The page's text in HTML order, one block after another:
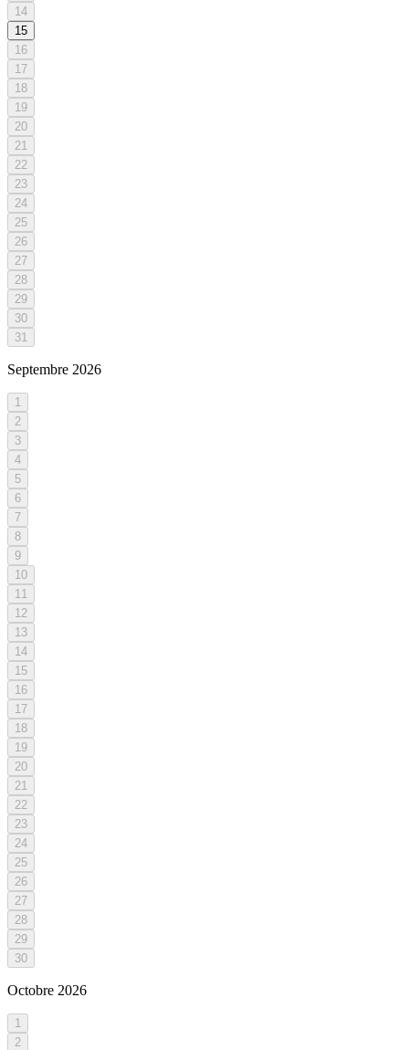
14
15
16
17
18
19
20
21
22
23
24
25
26
27
28
29
30
31
Septembre 2026
1
2
3
4
5
6
7
8
9
10
11
12
13
14
15
16
17
18
19
20
21
22
23
24
25
26
27
28
29
30
Octobre 2026
1
2